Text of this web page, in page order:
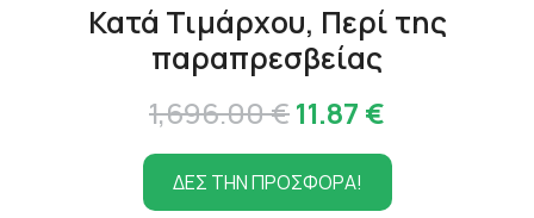
Κατά Τιμάρχου, Περί της
παραπρεσβείας
1,696.00€Original
price
was:
11.87 €
τρέχουσα
τιμή
ΔΕΣ ΤΗΝ ΠΡΟΣΦΟΡΑ!